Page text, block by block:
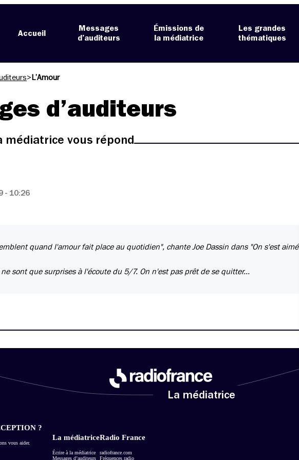
Accueil
Messages
d’auditeurs
Émissions de
la médiatrice
Les grandes
thématiques
> L’Amour
d’auditeurs
médiatrice vous répond
- 10:26
quand l'amour fait place au quotidien", chante Joe Dassin dans "On s'est aimé
sont que surprises à l'écoute du 5/7. On n'est pas prêt de se quitter...
La médiatrice
?
vous aider.
La médiatrice
Écrire à la médiatrice
Messages d’auditeurs
Radio France
radiofrance.com
Fréquences radio